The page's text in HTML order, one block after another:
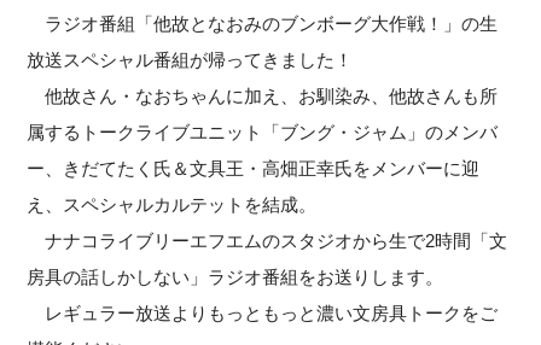
ラジオ番組「他故となおみのブンボーグ大作戦！」の生
放送スペシャル番組が帰ってきました！
他故さん・なおちゃんに加え、お馴染み、他故さんも所
属するトークライブユニット「ブング・ジャム」のメンバ
ー、きだてたく氏＆文具王・高畑正幸氏をメンバーに迎
え、スペシャルカルテットを結成。
ナナコライブリーエフエムのスタジオから生で2時間「文
房具の話しかしない」ラジオ番組をお送りします。
レギュラー放送よりもっともっと濃い文房具トークをご